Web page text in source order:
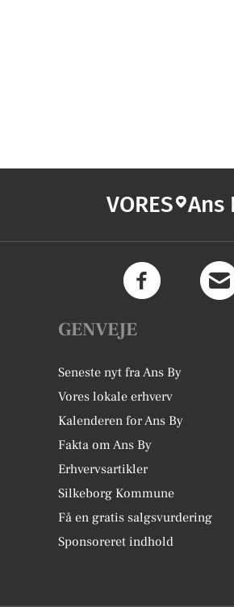
VORES Ans
GENVEJE
Seneste nyt fra Ans By
Vores lokale erhverv
Kalenderen for Ans By
Fakta om Ans By
Erhvervsartikler
Silkeborg Kommune
Få en gratis salgsvurdering
Sponsoreret indhold